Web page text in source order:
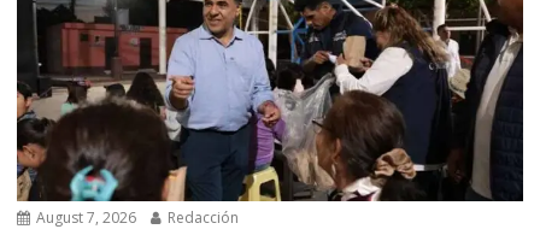
August 7, 2026 Redacción